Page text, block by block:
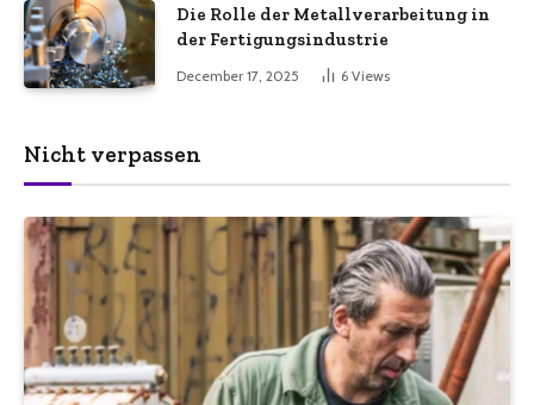
Die Rolle der Metallverarbeitung in
der Fertigungsindustrie
December 17, 2025 6 Views
Nicht verpassen